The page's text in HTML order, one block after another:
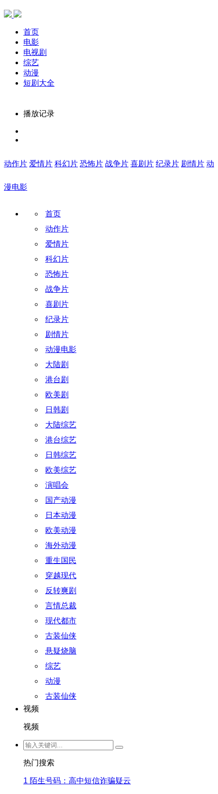
首页
电影
电视剧
综艺
动漫
短剧大全
播放记录
动作片 爱情片 科幻片 恐怖片 战争片 喜剧片 纪录片 剧情片 动
漫电影
首页
动作片
爱情片
科幻片
恐怖片
战争片
喜剧片
纪录片
剧情片
动漫电影
大陆剧
港台剧
欧美剧
日韩剧
大陆综艺
港台综艺
日韩综艺
欧美综艺
演唱会
国产动漫
日本动漫
欧美动漫
海外动漫
重生国民
穿越现代
反转爽剧
言情总裁
现代都市
古装仙侠
悬疑烧脑
综艺
动漫
古装仙侠
视频
视频
热门搜索
1 陌生号码：高中短信诈骗疑云